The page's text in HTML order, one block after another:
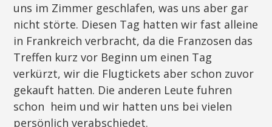
uns im Zimmer geschlafen, was uns aber gar
nicht störte. Diesen Tag hatten wir fast alleine
in Frankreich verbracht, da die Franzosen das
Treffen kurz vor Beginn um einen Tag
verkürzt, wir die Flugtickets aber schon zuvor
gekauft hatten. Die anderen Leute fuhren
schon heim und wir hatten uns bei vielen
persönlich verabschiedet.